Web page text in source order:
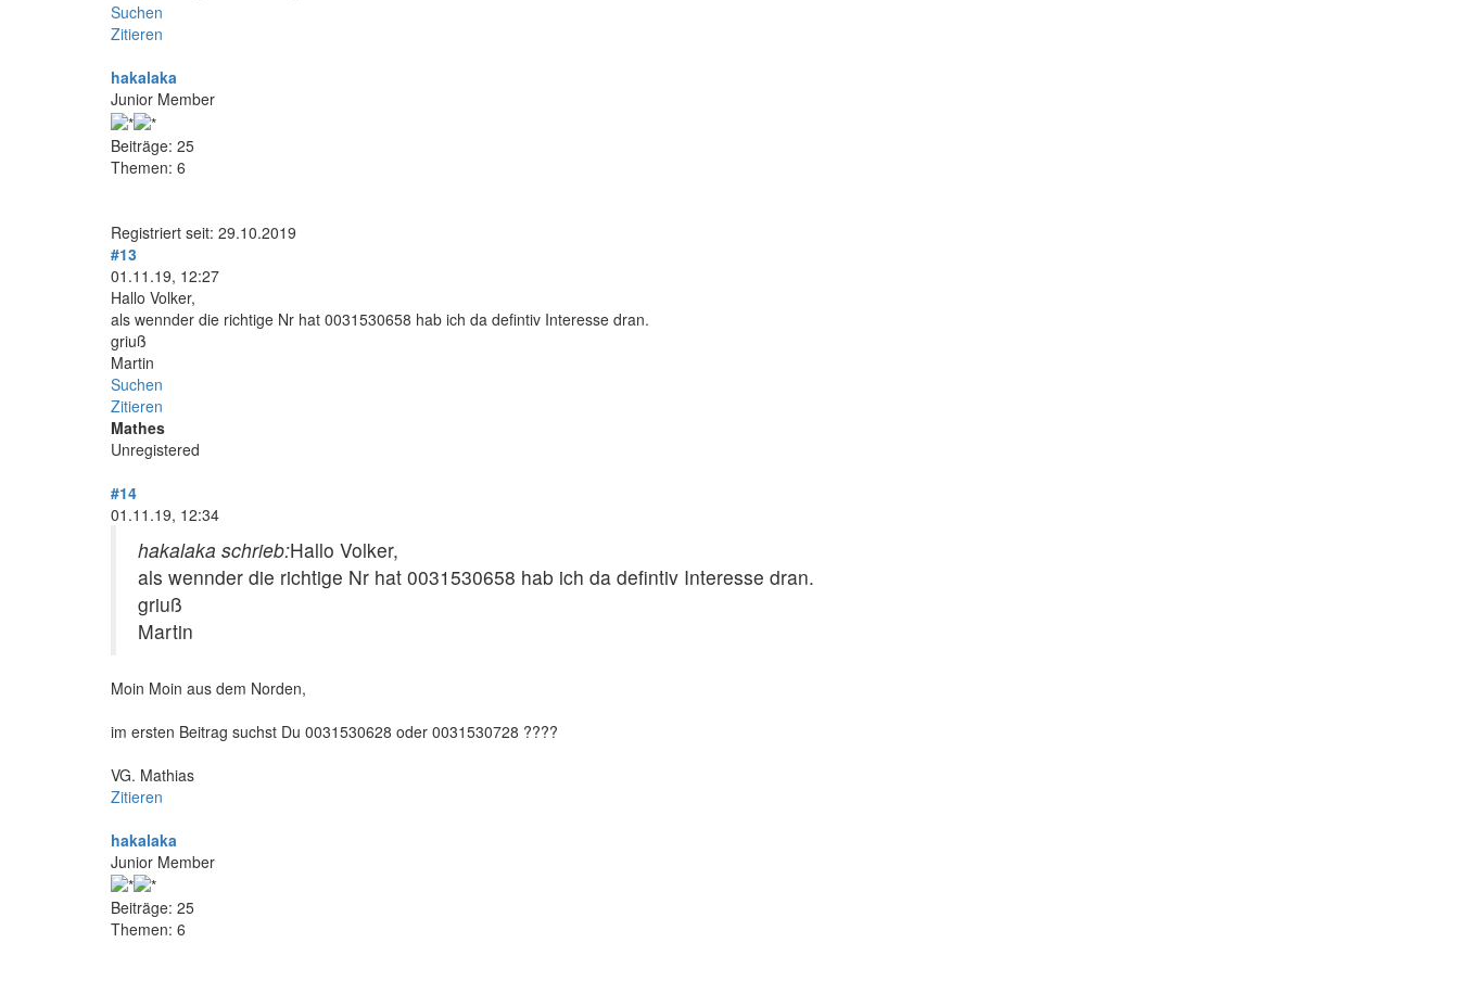
Suchen
Zitieren
hakalaka
Junior Member
Beiträge: 25
Themen: 6
Registriert seit: 29.10.2019
#13
01.11.19, 12:27
Hallo Volker,
als wennder die richtige Nr hat 0031530658 hab ich da defintiv Interesse dran.
griuß
Martin
Suchen
Zitieren
Mathes
Unregistered
#14
01.11.19, 12:34
hakalaka schrieb:Hallo Volker,
als wennder die richtige Nr hat 0031530658 hab ich da defintiv Interesse dran.
griuß
Martin
Moin Moin aus dem Norden,
im ersten Beitrag suchst Du 0031530628 oder 0031530728 ????
VG. Mathias
Zitieren
hakalaka
Junior Member
Beiträge: 25
Themen: 6